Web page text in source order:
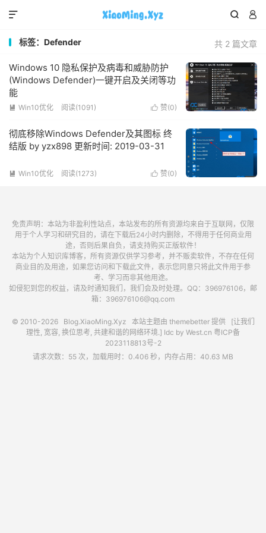
 

共 2 篇文章
标签：Defender
Windows 10 隐私保护及病毒和威胁防护
(Windows Defender)一键开启及关闭等功
能
 赞(0)
 Win10优化 阅读(1091)
彻底移除Windows Defender及其图标 终
结版 by yzx898 更新时间: 2019-03-31
 赞(0)
 Win10优化 阅读(1273)
免责声明：本站为非盈利性站点，本站发布的所有资源均来自于互联网，仅限
用于个人学习和研究目的，请在下载后24小时内删除，不得用于任何商业用
途，否则后果自负，请支持购买正版软件！
本站为个人知识库博客，所有资源仅供学习参考，并不贩卖软件，不存在任何
商业目的及用途，如果您访问和下载此文件，表示您同意只将此文件用于参
考、学习而非其他用途。
如侵犯到您的权益，请及时通知我们，我们会及时处理。QQ：396976106，邮
箱：396976106@qq.com
© 2010-2026 Blog.XiaoMing.Xyz 本站主题由 themebetter提供 [让我们
理性, 宽容, 换位思考, 共建和谐的网络环境.] Idc by West.cn 粤ICP备
2023118813号-2
请求次数：55 次，加载用时：0.406 秒，内存占用：40.63 MB